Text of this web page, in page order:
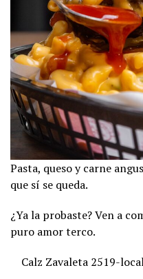
Pasta, queso y carne
que sí se queda.
¿Ya la probaste? Ven a
puro amor terco.
Calz Zavaleta 2519-